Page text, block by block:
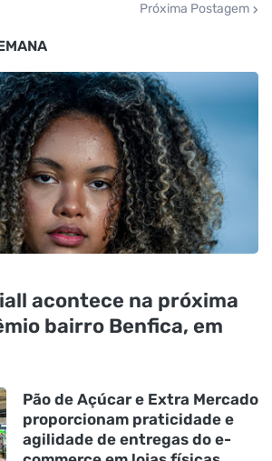
Próxima Postagem
acontece na próxima
bairro Benfica, em
Pão de Açúcar e Extra Mercado
proporcionam praticidade e
agilidade de entregas do e-